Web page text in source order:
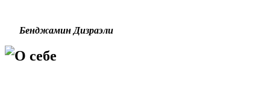
Бенджамин Дизраэли
О себе